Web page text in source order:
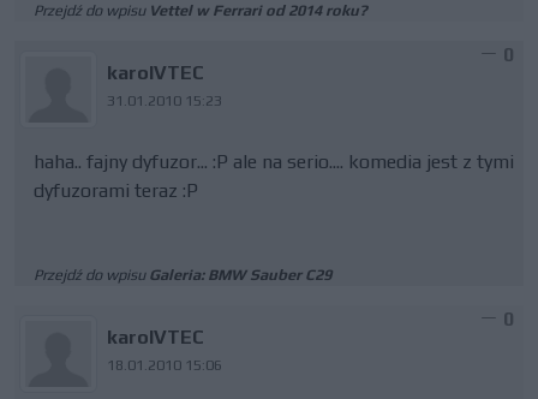
Przejdź do wpisu Vettel w Ferrari od 2014 roku?
karolVTEC
31.01.2010 15:23
0
haha.. fajny dyfuzor... :P ale na serio.... komedia jest z tymi
dyfuzorami teraz :P
Przejdź do wpisu Galeria: BMW Sauber C29
karolVTEC
18.01.2010 15:06
0